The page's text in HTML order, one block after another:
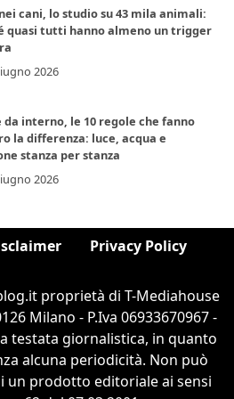
cani, lo studio su 43 mila animali:
quasi tutti hanno almeno un trigger
2026
da interno, le 10 regole che fanno
la differenza: luce, acqua e
stanza per stanza
2026
Privacy Policy
proprietà di T-Mediahouse
Milano - P.Iva 06933670967 -
testata giornalistica, in quanto
alcuna periodicità. Non può
un prodotto editoriale ai sensi